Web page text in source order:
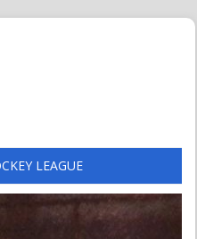
LEAGUE